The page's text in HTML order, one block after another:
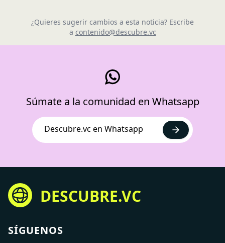
¿Quieres sugerir cambios a esta noticia? Escribe
a contenido@descubre.vc
Súmate a la comunidad en Whatsapp
Descubre.vc en Whatsapp
DESCUBRE.VC
SÍGUENOS